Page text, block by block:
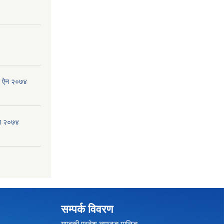
ऐन २०७४
२०७४
सम्पर्क विवरण